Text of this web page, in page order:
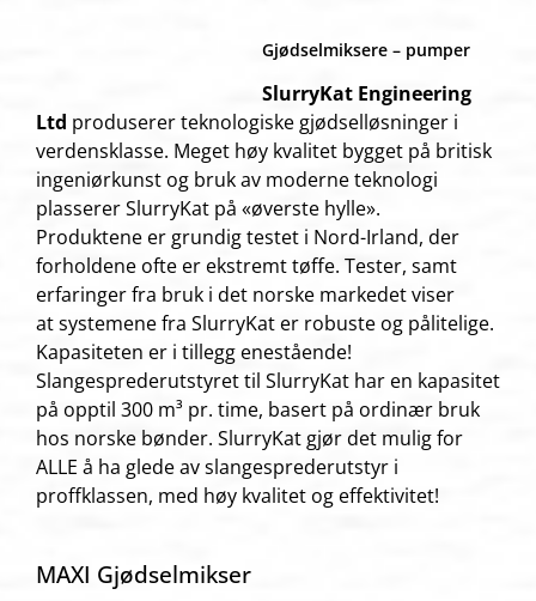
Gjødselmiksere – pumper
SlurryKat Engineering
Ltd produserer teknologiske gjødselløsninger i
verdensklasse. Meget høy kvalitet bygget på britisk
ingeniørkunst og bruk av moderne teknologi
plasserer SlurryKat på «øverste hylle».
Produktene er grundig testet i Nord-Irland, der
forholdene ofte er ekstremt tøffe. Tester, samt
erfaringer fra bruk i det norske markedet viser
at systemene fra SlurryKat er robuste og pålitelige.
Kapasiteten er i tillegg enestående!
Slangesprederutstyret til SlurryKat har en kapasitet
på opptil 300 m³ pr. time, basert på ordinær bruk
hos norske bønder. SlurryKat gjør det mulig for
ALLE å ha glede av slangesprederutstyr i
proffklassen, med høy kvalitet og effektivitet!
MAXI Gjødselmikser